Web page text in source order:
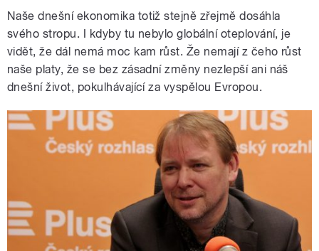
Naše dnešní ekonomika totiž stejně zřejmě dosáhla
svého stropu. I kdyby tu nebylo globální oteplování, je
vidět, že dál nemá moc kam růst. Že nemají z čeho růst
naše platy, že se bez zásadní změny nezlepší ani náš
dnešní život, pokulhávající za vyspělou Evropou.